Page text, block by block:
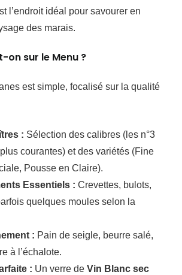
l’endroit idéal pour savourer en
des marais.
sur le Menu ?
est simple, focalisé sur la qualité
: Sélection des calibres (les n°3
courantes) et des variétés (Fine
Pousse en Claire).
Essentiels : Crevettes, bulots,
quelques moules selon la
: Pain de seigle, beurre salé,
à l’échalote.
: Un verre de Vin Blanc sec